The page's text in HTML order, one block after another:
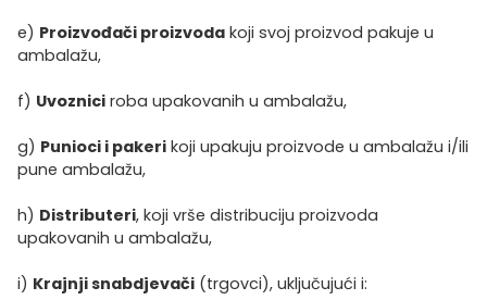
e) Proizvođači proizvoda koji svoj proizvod pakuje u
ambalažu,
f) Uvoznici roba upakovanih u ambalažu,
g) Punioci i pakeri koji upakuju proizvode u ambalažu i/ili
pune ambalažu,
h) Distributeri, koji vrše distribuciju proizvoda
upakovanih u ambalažu,
i) Krajnji snabdjevači (trgovci), uključujući i: